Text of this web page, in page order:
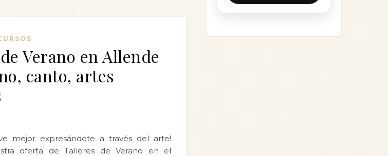
Verano en Allende
canto, artes
mejor expresándote a través del arte!
oferta de Talleres de Verano en el